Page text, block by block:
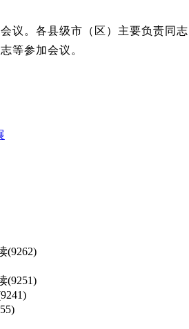
议。各县级市（区）主要负责同
等参加会议。
(9262)
(9251)
9241)